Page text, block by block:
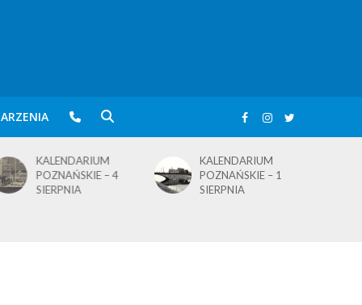
KALENDARIUM
POZNAŃSKIE – 4
SIERPNIA
KALENDARIUM
POZNAŃSKIE – 1
SIERPNIA